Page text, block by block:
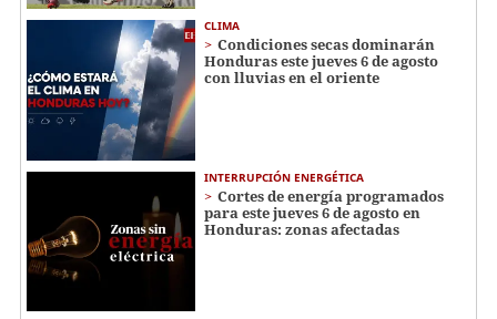
CLIMA
Condiciones secas dominarán
Honduras este jueves 6 de agosto
con lluvias en el oriente
INTERRUPCIÓN ENERGÉTICA
Cortes de energía programados
para este jueves 6 de agosto en
Honduras: zonas afectadas